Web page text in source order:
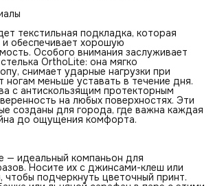
текстильная подкладка, которая
обеспечивает хорошую
Особого внимания заслуживает
OrthoLite: она мягко
снимает ударные нагрузки при
ногам меньше уставать в течение дня.
с антискользящим протекторным
на любых поверхностях. Эти
созданы для города, где важна каждая
до ощущения комфорта.
— идеальный компаньон для
Носите их с джинсами-клеш или
подчеркнуть цветочный принт.